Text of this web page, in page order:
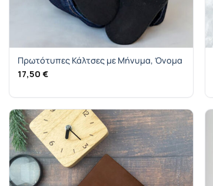
Πρωτότυπες Κάλτσες με Μήνυμα, Όνομα
17,50 €